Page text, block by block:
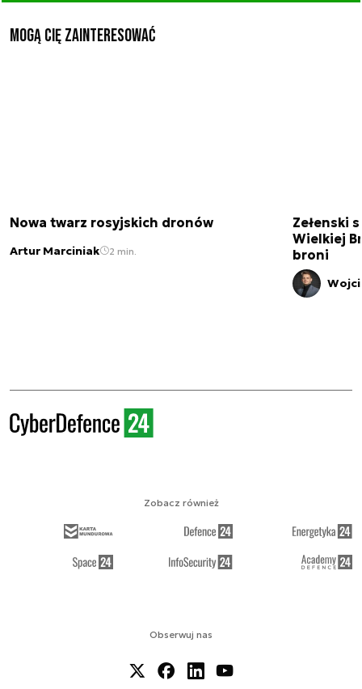
Mogą Cię zainteresować
Nowa twarz rosyjskich dronów
Artur Marciniak 2 min.
Zełenski
Wielkiej
broni
Obserwuj nas
Zobacz również